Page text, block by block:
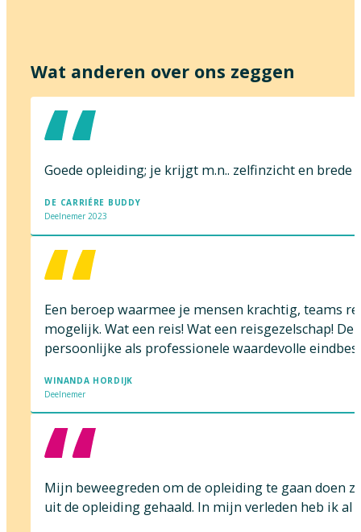
Wat anderen over ons zeggen
Goede opleiding; je krijgt m.n.. zelfinzicht en
DE CARRIÉRE BUDDY
Deelnemer 2023
Een beroep waarmee je mensen krachtig, teams
mogelijk. Wat een reis! Wat een reisgezelschap!
persoonlijke als professionele waardevolle
WINANDA HORDIJK
Deelnemer
Mijn beweegreden om de opleiding te gaan doen
uit de opleiding gehaald. In mijn verleden heb ik